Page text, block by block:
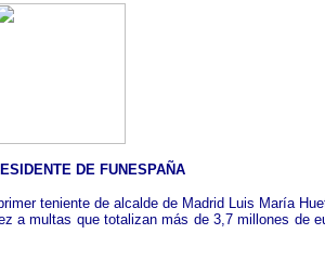
DE FUNESPAÑA
teniente de alcalde de Madrid Luis María
a multas que totalizan más de 3,7 millones de